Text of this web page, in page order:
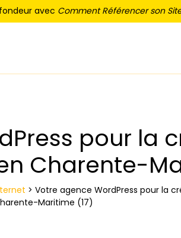
avec Comment Référencer son
pour la
Charente-
> Votre agence WordPress pour la
Maritime (17)